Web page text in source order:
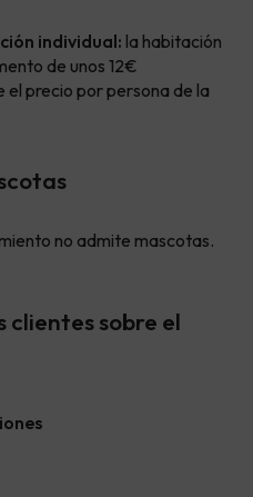
individual: la habitación
de unos 12€
precio por persona de la
no admite mascotas.
clientes sobre el